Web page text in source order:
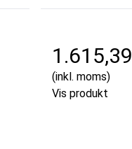
(inkl. moms)
Vis produkt